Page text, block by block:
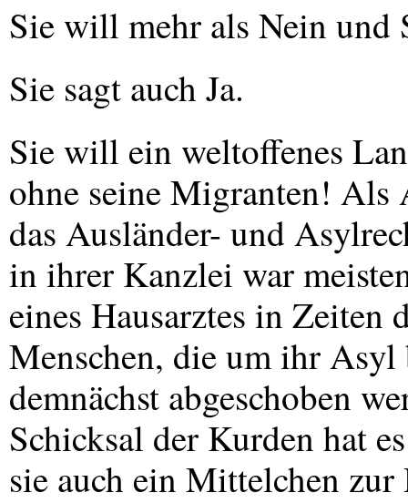
Sie will mehr als Nein und
Sie sagt auch Ja.
Sie will ein weltoffenes
ohne seine Migranten!
das Ausländer- und
in ihrer Kanzlei war
eines Hausarztes in Zeiten
Menschen, die um ihr Asyl
demnächst abgeschoben
Schicksal der Kurden hat
sie auch ein Mittelchen zur